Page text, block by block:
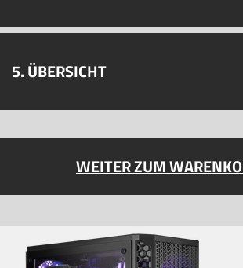
5. ÜBERSICHT
WEITER ZUM